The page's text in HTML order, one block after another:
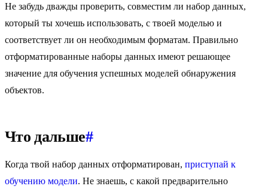
Не забудь дважды проверить, совместим ли набор данных,
который ты хочешь использовать, с твоей моделью и
соответствует ли он необходимым форматам. Правильно
отформатированные наборы данных имеют решающее
значение для обучения успешных моделей обнаружения
объектов.
Что дальше#
Когда твой набор данных отформатирован, приступай к
обучению модели. Не знаешь, с какой предварительно